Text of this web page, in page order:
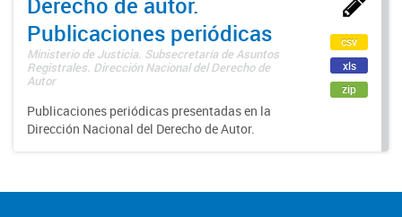
Publicaciones periódicas
Ministerio de Justicia. Subsecretaría de Asuntos
Registrales. Dirección Nacional del Derecho de
Autor
Publicaciones periódicas presentadas en la
Dirección Nacional del Derecho de Autor.
csv
xls
zip